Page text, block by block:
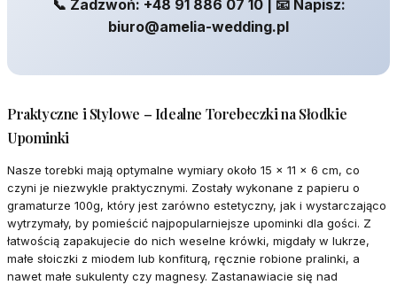
📞 Zadzwoń: +48 91 886 07 10 | 📧 Napisz:
biuro@amelia-wedding.pl
Praktyczne i Stylowe – Idealne Torebeczki na Słodkie
Upominki
Nasze torebki mają optymalne wymiary około 15 x 11 x 6 cm, co
czyni je niezwykle praktycznymi. Zostały wykonane z papieru o
gramaturze 100g, który jest zarówno estetyczny, jak i wystarczająco
wytrzymały, by pomieścić najpopularniejsze upominki dla gości. Z
łatwością zapakujecie do nich weselne krówki, migdały w lukrze,
małe słoiczki z miodem lub konfiturą, ręcznie robione pralinki, a
nawet małe sukulenty czy magnesy. Zastanawiacie się nad